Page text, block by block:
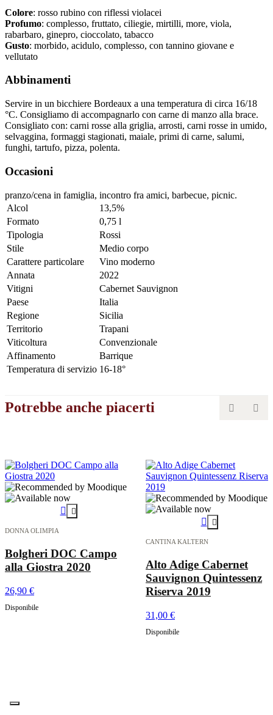
Colore: rosso rubino con riflessi violacei
Profumo: complesso, fruttato, ciliegie, mirtilli, more, viola,
rabarbaro, ginepro, cioccolato, tabacco
Gusto: morbido, acidulo, complesso, con tannino giovane e
vellutato
Abbinamenti
Servire in un bicchiere Bordeaux a una temperatura di circa 16/18
°C. Consigliamo di accompagnarlo con carne di manzo alla brace.
Consigliato con: carni rosse alla griglia, arrosti, carni rosse in umido,
selvaggina, formaggi stagionati, maiale, primi di carne, salumi,
funghi, tartufo, pizza, polenta.
Occasioni
pranzo/cena in famiglia, incontro fra amici, barbecue, picnic.
Alcol
13,5%
Formato
0,75 l
Tipologia
Rossi
Stile
Medio corpo
Carattere particolare
Vino moderno
Annata
2022
Vitigni
Cabernet Sauvignon
Paese
Italia
Regione
Sicilia
Territorio
Trapani
Viticoltura
Convenzionale
Affinamento
Barrique
Temperatura di servizio 16-18°
Potrebbe anche piacerti  
 
DONNA OLIMPIA
Bolgheri DOC Campo
alla Giostra 2020
26,90 €
Disponibile
 
CANTINA KALTERN
Alto Adige Cabernet
Sauvignon Quintessenz
Riserva 2019
31,00 €
Disponibile